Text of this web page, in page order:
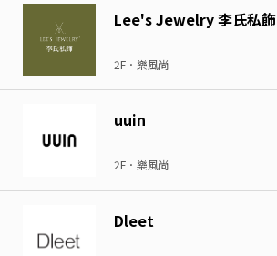
Lee's Jewelry 李氏私飾
2F．樂風尚
uuin
2F．樂風尚
Dleet